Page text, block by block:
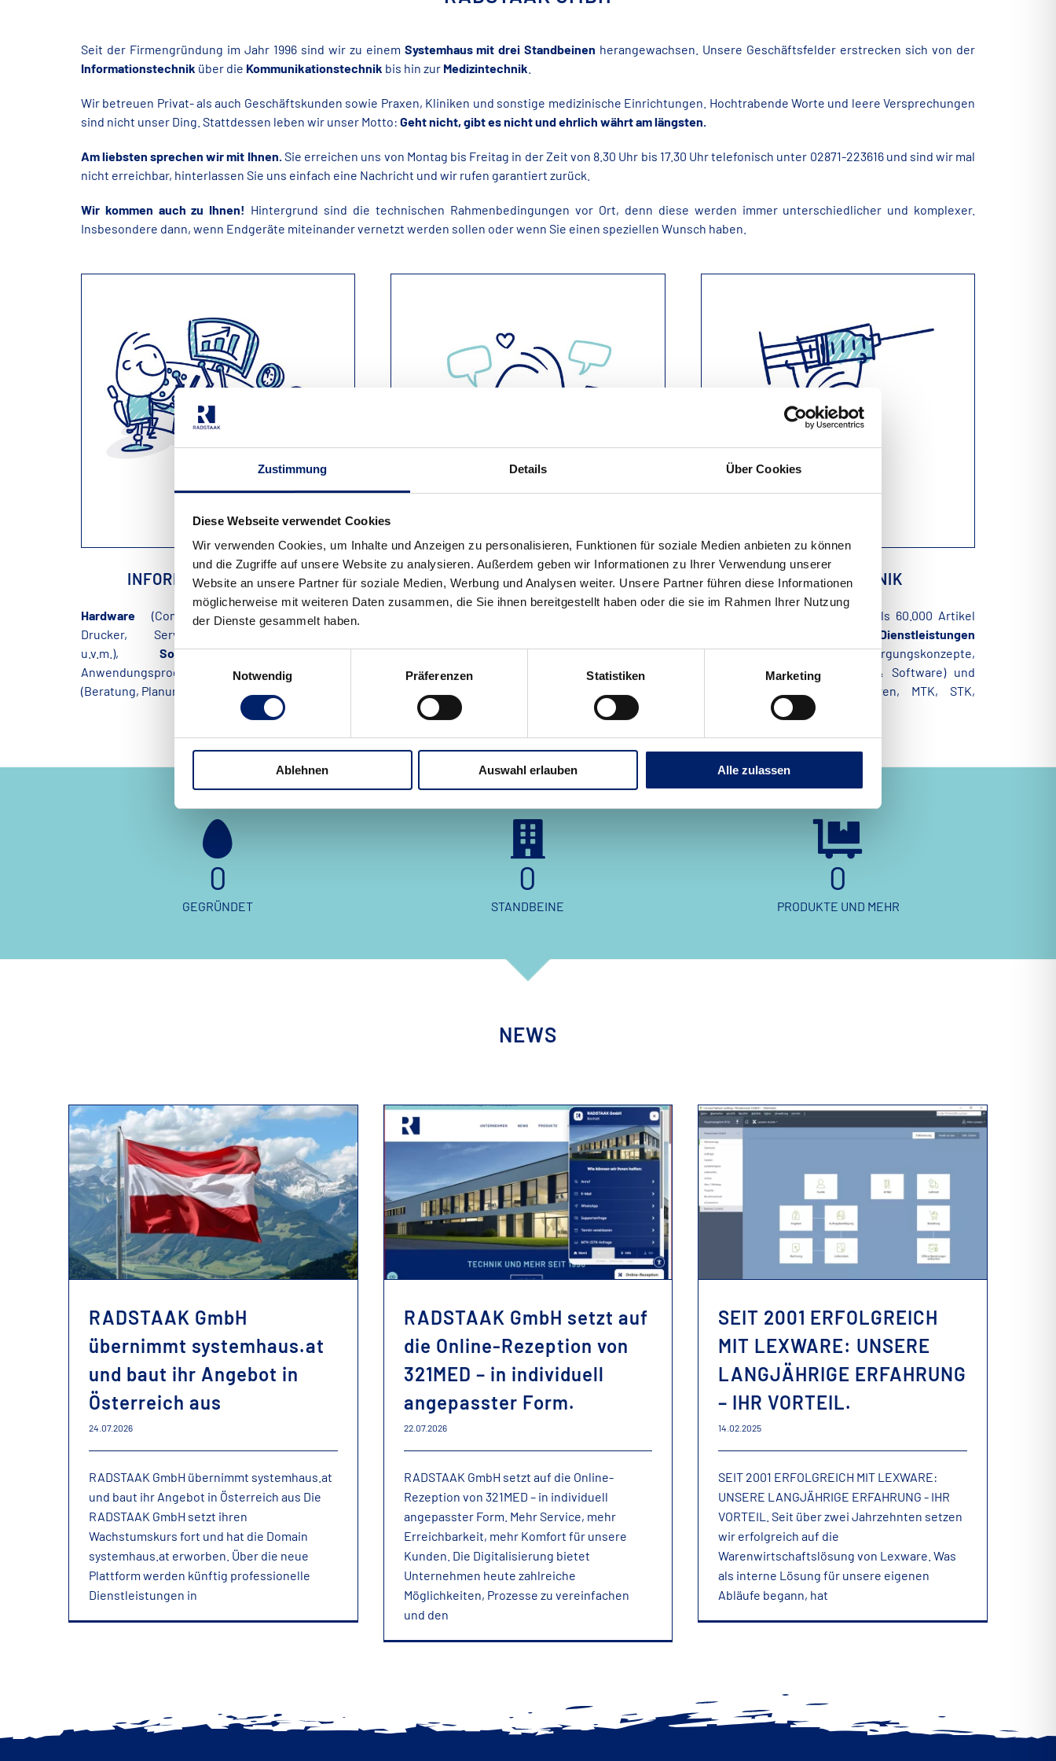
Zustimmung Details Über Cookies
Diese Webseite verwendet Cookies
Wir verwenden Cookies, um Inhalte und Anzeigen zu personalisieren, Funktionen für soziale Medien anbieten zu können
und die Zugriffe auf unsere Website zu analysieren. Außerdem geben wir Informationen zu Ihrer Verwendung unserer
Website an unsere Partner für soziale Medien, Werbung und Analysen weiter. Unsere Partner führen diese Informationen
möglicherweise mit weiteren Daten zusammen, die Sie ihnen bereitgestellt haben oder die sie im Rahmen Ihrer Nutzung
der Dienste gesammelt haben.
Einwilligungsauswahl
Notwendig
Präferenzen Statistiken Marketing
Ablehnen Auswahl erlauben Alle zulassen
Seit der Firmengründung im Jahr 1996 sind wir zu einem Systemhaus mit drei Standbeinen herangewachsen. Unsere Geschäftsfelder erstrecken sich von der
Informationstechnik über die Kommunikationstechnik bis hin zur Medizintechnik
Wir betreuen Privat- als auch Geschäftskunden sowie Praxen, Kliniken und sonstige medizinische Einrichtungen. Hochtrabende Worte und leere Versprechungen
sind nicht unser Ding. Stattdessen leben wir unser Motto: Geht nicht, gibt es nicht und ehrlich währt am längsten.
Am liebsten sprechen wir mit Ihnen.Sie erreichen uns von Montag bis Freitag in der Zeit von 8.30 Uhr bis 17.30 Uhr telefonisch unter 02871-223616 und sind wir mal
nicht erreichbar, hinterlassen Sie uns einfach eine Nachricht und wir rufen garantiert zurück.
Wir kommen auch zu Ihnen! Hintergrund sind die technischen Rahmenbedingungen vor Ort, denn diese werden immer unterschiedlicher und komplexer.
Insbesondere dann, wenn Endgeräte miteinander vernetzt werden sollen oder wenn Sie einen speziellen Wunsch haben.
INFORMATIONSTECHNIK
Hardware (Computer, Notebooks, Tablets,
Drucker, Server, Netzwerkkomponenten,
u.v.m.),Software(Betriebssysteme,
Anwendungsprogramme, u.v.m.) undIT-Services
(Beratung, Planung, Installation, Service).
KOMMUNIKATIONSTECHNIK
Festnetz & Mobilfunk(Verträge,
Tarifoptimierungen, u.v.m.), Domain- &
Exchange, Webseiten / -shops u.v.m.).
MEDIZINTECHNIK
(mehr als 60.000 Artikel
Dienstleistungen
(bedarfsgerechte Versorgungskonzepte,
Praxisausstattung mit Hard- & Software) und
(Reparaturen, MTK, STK,
0
GEGRÜNDET
0
STANDBEINE
0
PRODUKTE UND MEHR
NEWS
RADSTAAK GmbH
übernimmt systemhaus.at
und baut ihr Angebot in
Österreich aus
24.07.2026
RADSTAAK GmbH übernimmt systemhaus.at
und baut ihr Angebot in Österreich aus Die
RADSTAAK GmbH setzt ihren
Wachstumskurs fort und hat die Domain
systemhaus.at erworben. Über die neue
Plattform werden künftig professionelle
Dienstleistungen in
RADSTAAK GmbH setzt auf
die Online-Rezeption von
321MED – in individuell
angepasster Form.
22.07.2026
RADSTAAK GmbH setzt auf die Online-
Rezeption von 321MED – in individuell
angepasster Form. Mehr Service, mehr
Erreichbarkeit, mehr Komfort für unsere
Kunden. Die Digitalisierung bietet
Unternehmen heute zahlreiche
Möglichkeiten, Prozesse zu vereinfachen
und den
SEIT 2001 ERFOLGREICH
MIT LEXWARE: UNSERE
LANGJÄHRIGE ERFAHRUNG
– IHR VORTEIL.
14.02.2025
SEIT 2001 ERFOLGREICH MIT LEXWARE:
UNSERE LANGJÄHRIGE ERFAHRUNG - IHR
VORTEIL. Seit über zwei Jahrzehnten setzen
wir erfolgreich auf die
Warenwirtschaftslösung von Lexware. Was
als interne Lösung für unsere eigenen
Abläufe begann, hat